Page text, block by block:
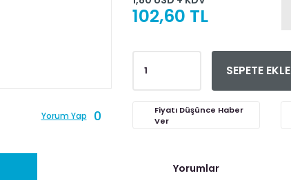
Yorum Yap 0
102,60 TL
SEPETE EKLE
Fiyatı Düşünce Haber
Ver
Yorumlar